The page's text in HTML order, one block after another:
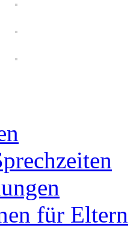
für Eltern